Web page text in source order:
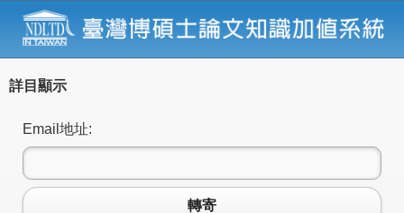
詳目顯示
Email地址:
轉寄